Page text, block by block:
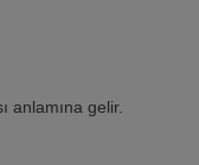
anlamına gelir.